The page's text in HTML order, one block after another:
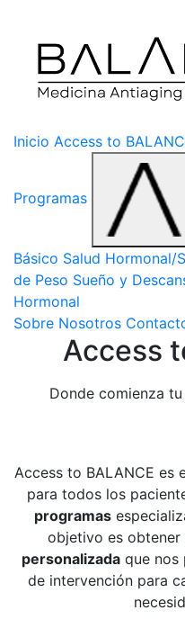
Inicio Access to
Programas
Básico Salud Hormonal/
de Peso Sueño y
Hormonal
Sobre Nosotros
Access
Donde comienza
Access to BALANCE
para todos los
programas
objetivo es obtener
personalizadaque nos
de intervención para